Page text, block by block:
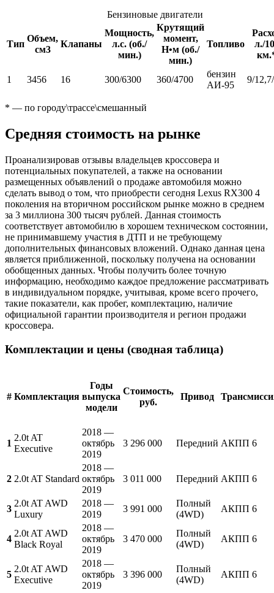
Бензиновые двигатели
Тип
Объем,
см3
Клапаны
Мощность,
л.с. (об./
мин.)
Крутящий
момент,
Н•м (об./
мин.)
Топливо
л./
1 3456 16 300/6300 360/4700
бензин
АИ-95
9/
* — по городу\трассе\смешанный
Средняя стоимость на рынке
Проанализировав отзывы владельцев кроссовера и
потенциальных покупателей, а также на основании
размещенных объявлений о продаже автомобиля можно
сделать вывод о том, что приобрести сегодня Lexus RX300 4
поколения на вторичном российском рынке можно в среднем
за 3 миллиона 300 тысяч рублей. Данная стоимость
соответствует автомобилю в хорошем техническом состоянии,
не принимавшему участия в ДТП и не требующему
дополнительных финансовых вложений. Однако данная цена
является приближенной, поскольку получена на основании
обобщенных данных. Чтобы получить более точную
информацию, необходимо каждое предложение рассматривать
в индивидуальном порядке, учитывая, кроме всего прочего,
такие показатели, как пробег, комплектацию, наличие
официальной гарантии производителя и регион продажи
кроссовера.
Комплектации и цены (сводная таблица)
# Комплектация
Годы
выпуска
модели
Стоимость,
руб.
Привод
1
2.0t AT
Executive
2018 —
октябрь
2019
3 296 000 Передний АКПП 6
2 2.0t AT Standard
2018 —
октябрь
2019
3 011 000 Передний АКПП 6
3
2.0t AT AWD
Luxury
2018 —
2019
3 991 000
Полный
(4WD)
АКПП 6
4
2.0t AT AWD
Black Royal
2018 —
октябрь
2019
3 470 000
Полный
(4WD)
АКПП 6
5
2.0t AT AWD
Executive
2018 —
октябрь
2019
3 396 000
Полный
(4WD)
АКПП 6